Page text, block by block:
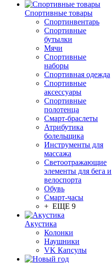
Спортивные товары
Спортинвентарь
Спортивные
бутылки
Мячи
Спортивные
наборы
Спортивная одежда
Спортивные
аксессуары
Спортивные
полотенца
Смарт-браслеты
Атрибутика
болельщика
Инструменты для
массажа
Светоотражающие
элементы для бега и
велоспорта
Обувь
Смарт-часы
+ ЕЩЕ 9
Акустика
Колонки
Наушники
VK Капсулы